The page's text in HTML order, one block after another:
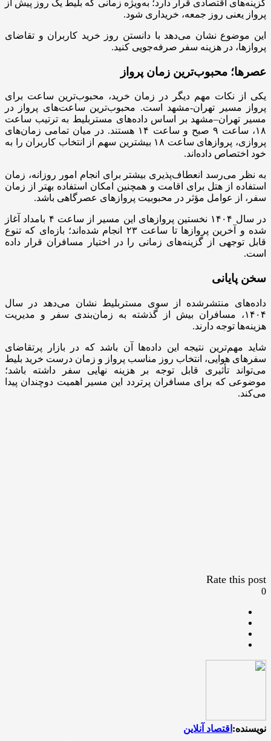
گزینه‌های اقتصادی قرار دارد؛ به‌ویژه زمانی که بلیط یک روز پیش از
پرواز یعنی روز جمعه، خریداری شود.
این موضوع نشان می‌دهد با دانستن روز خرید کاربران و تقاضای
پروازها، در هزینه سفر صرفه‌جویی کنید.
عصرها؛ محبوب‌ترین زمان پرواز
یکی از نکات مهم دیگر در زمان خرید، محبوب‌ترین ساعت برای
پرواز مسیر تهران-مشهد است. محبوب‌ترین ساعت‌های پرواز در
مسیر تهران–مشهد بر اساس داده‌های مستربلیط به ترتیب ساعت
۱۸، ساعت ۹ صبح و ساعت ۱۴ هستند. در میان تمامی زمان‌های
پروازی، پروازهای ساعت ۱۸ بیشترین سهم از انتخاب کاربران را به
خود اختصاص داده‌اند.
به نظر می‌رسد انعطاف‌پذیری بیشتر برای انجام امور روزانه، زمان
استفاده از هتل برای اقامت و همچنین امکان استفاده بهتر از زمان
سفر، از عوامل مؤثر در محبوبیت پروازهای عصرگاهی باشد.
در سال ۱۴۰۴ نخستین پروازهای این مسیر از ساعت ۴ بامداد آغاز
شده و آخرین پروازها تا ساعت ۲۳ انجام شده‌اند؛ بازه‌ای که تنوع
قابل توجهی از گزینه‌های زمانی را در اختیار مسافران قرار داده
است.
سخن پایانی
داده‌های منتشرشده از سوی مستربلیط نشان می‌دهد در سال
۱۴۰۴، مسافران بیش از گذشته به زمان‌بندی سفر و مدیریت
هزینه‌ها توجه دارند.
شاید مهم‌ترین نتیجه این داده‌ها آن باشد که در بازار پرتقاضای
سفرهای هوایی، انتخاب روز مناسب پرواز و زمان درست خرید بلیط
می‌تواند تأثیری قابل توجه بر هزینه نهایی سفر داشته باشد؛
موضوعی که برای مسافران پرتردد این مسیر اهمیت دوچندان پیدا
می‌کند.
Rate this post
0
نویسنده: اقتصاد آنلاین